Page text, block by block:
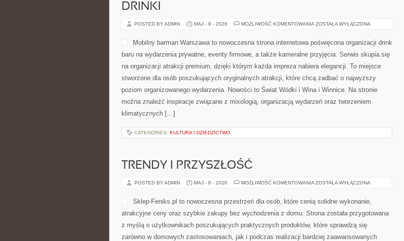
DRINKI
POSTED BY ADMIN MAJ - 9 - 2026 MOŻLIWOŚĆ KOMENTOWANIA DRINKI
ZOSTAŁA WYŁĄCZONA
Mobilny barman Warszawa to nowoczesna strona internetowa poświęcona organizacji drink
baru na wydarzenia prywatne, eventy firmowe, a także kameralne przyjęcia. Serwis skupia się
na organizacji atrakcji premium, dzięki którym każda impreza nabiera elegancji. To miejsce
stworzone dla osób poszukujących oryginalnych atrakcji, które chcą zadbać o najwyższy
poziom organizowanego wydarzenia. Nowości to Świat Wódki i Wina i Winnice. Na stronie
można znaleźć inspiracje związane z mixologią, organizacją wydarzeń oraz tworzeniem
klimatycznych […]
CATEGORIES: KULTURA I DZIEDZICTWO
TRENDY I PRZYSZŁOŚĆ
POSTED BY ADMIN MAJ - 8 - 2026 MOŻLIWOŚĆ KOMENTOWANIA TRENDY
ZOSTAŁA WYŁĄCZONA
Sklep-Feniks.pl to nowoczesna przestrzeń dla osób, które cenią solidne wykonanie,
atrakcyjne ceny oraz szybkie zakupy bez wychodzenia z domu. Strona została przygotowana
z myślą o użytkownikach poszukujących praktycznych produktów, które sprawdzą się
zarówno w domowych zastosowaniach, jak i podczas realizacji bardziej zaawansowanych